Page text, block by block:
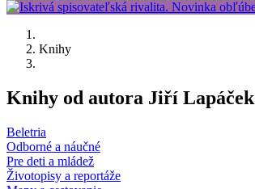
Knihy
Knihy od autora Jiří Lapáček
Beletria
Odborné a náučné
Pre deti a mládež
Životopisy a reportáže